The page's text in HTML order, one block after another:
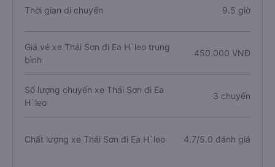
Thời gian di chuyển 9.5 giờ
Giá vé xe Thái Sơn đi Ea H`leo trung
bình
450.000 VNĐ
Số lượng chuyến xe Thái Sơn đi Ea
H`leo
3 chuyến
Chất lượng xe Thái Sơn đi Ea H`leo 4.7/5.0 đánh giá